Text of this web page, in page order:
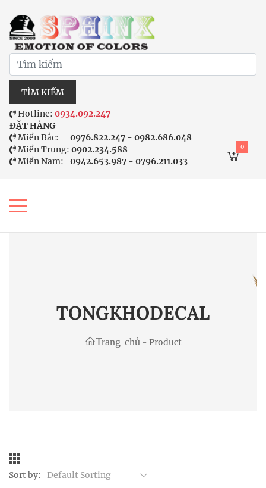
TÌM KIẾM
Hotline: 0934.092.247
ĐẶT HÀNG
Miền Bắc:
0976.822.247 - 0982.686.048
Miền Trung: 0902.234.588
Miền Nam:
0942.653.987 - 0796.211.033
0
TONGKHODECAL
Trang chủ - Product
Sort by: Default Sorting